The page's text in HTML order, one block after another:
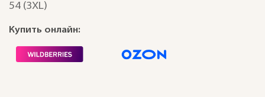
54 (3XL)
Купить онлайн: